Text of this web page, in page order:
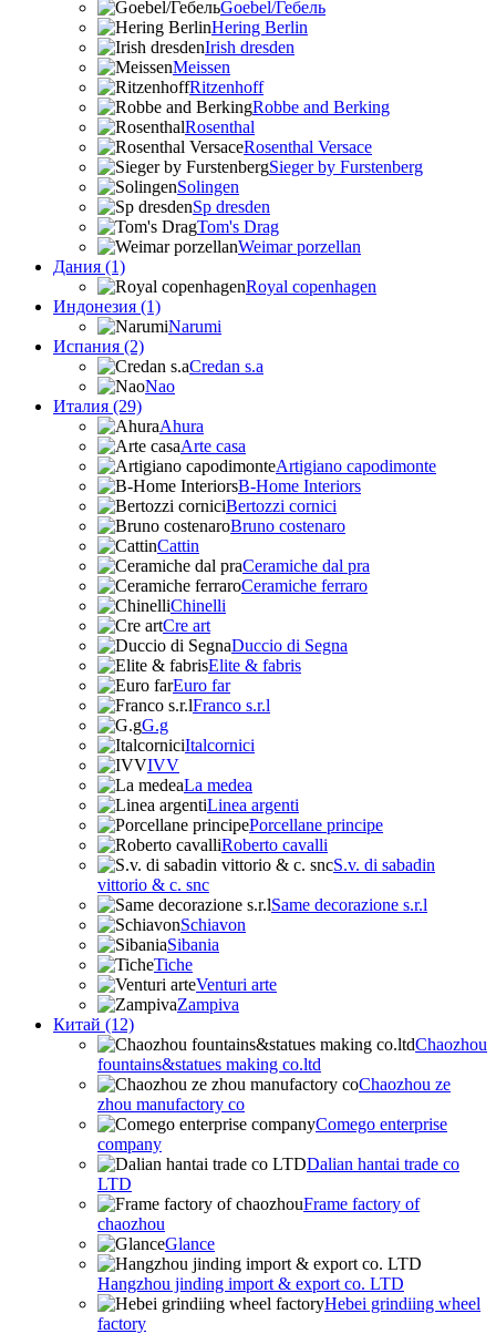
Goebel/Гебель
Hering Berlin
Irish dresden
Meissen
Ritzenhoff
Robbe and Berking
Rosenthal
Rosenthal Versace
Sieger by Furstenberg
Solingen
Sp dresden
Tom's Drag
Weimar porzellan
Дания (1)
Royal copenhagen
Индонезия (1)
Narumi
Испания (2)
Credan s.a
Nao
Италия (29)
Ahura
Arte casa
Artigiano capodimonte
B-Home Interiors
Bertozzi cornici
Bruno costenaro
Cattin
Ceramiche dal pra
Ceramiche ferraro
Chinelli
Cre art
Duccio di Segna
Elite & fabris
Euro far
Franco s.r.l
G.g
Italcornici
IVV
La medea
Linea argenti
Porcellane principe
Roberto cavalli
S.v. di sabadin
vittorio & c. snc
Same decorazione s.r.l
Schiavon
Sibania
Tiche
Venturi arte
Zampiva
Китай (12)
Chaozhou
fountains&statues making co.ltd
Chaozhou ze
zhou manufactory co
Comego enterprise
company
Dalian hantai trade co
LTD
Frame factory of
chaozhou
Glance
Hangzhou jinding import & export co. LTD
Hebei grindiing wheel
factory